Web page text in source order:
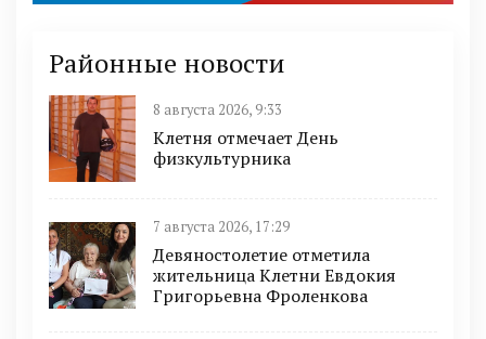
Районные новости
8 августа 2026, 9:33
Клетня отмечает День
физкультурника
7 августа 2026, 17:29
Девяностолетие отметила
жительница Клетни Евдокия
Григорьевна Фроленкова